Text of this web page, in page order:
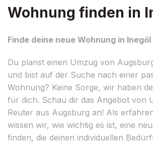
Wohnung finden in
Finde deine neue Wohnung in Inegöl
Du planst einen Umzug von
und bist auf der Suche nach einer
Wohnung? Keine Sorge, wir haben
für dich. Schau dir das Angebot von
Reuter aus Augsburg an! Als
wissen wir, wie wichtig es ist, eine
finden, die deinen individuellen